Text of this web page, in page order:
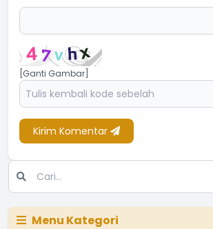
[Ganti Gambar]
Kirim Komentar
Menu Kategori